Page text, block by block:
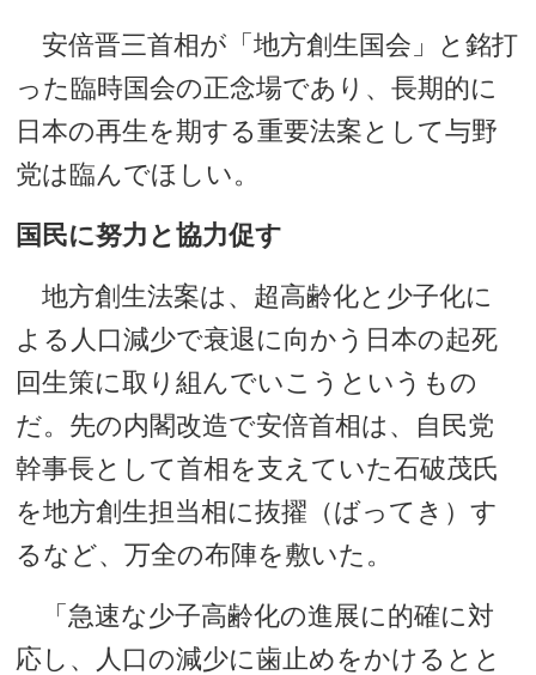
安倍晋三首相が「地方創生国会」と銘打
った臨時国会の正念場であり、長期的に
日本の再生を期する重要法案として与野
党は臨んでほしい。
国民に努力と協力促す
地方創生法案は、超高齢化と少子化に
よる人口減少で衰退に向かう日本の起死
回生策に取り組んでいこうというもの
だ。先の内閣改造で安倍首相は、自民党
幹事長として首相を支えていた石破茂氏
を地方創生担当相に抜擢（ばってき）す
るなど、万全の布陣を敷いた。
「急速な少子高齢化の進展に的確に対
応し、人口の減少に歯止めをかけるとと